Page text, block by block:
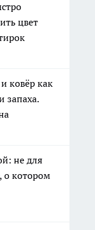
цвет
ковёр как
запаха.
не для
о котором